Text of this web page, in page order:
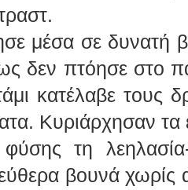
μέσα σε δυνατή
δεν πτόησε στο
κατέλαβε τους
Κυριάρχησαν τα
φύσης τη
βουνά χωρίς